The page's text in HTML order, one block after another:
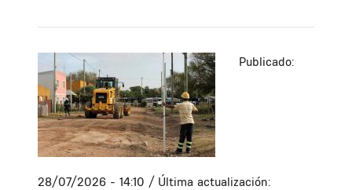
Publicado:
28/07/2026 - 14:10 / Última actualización: